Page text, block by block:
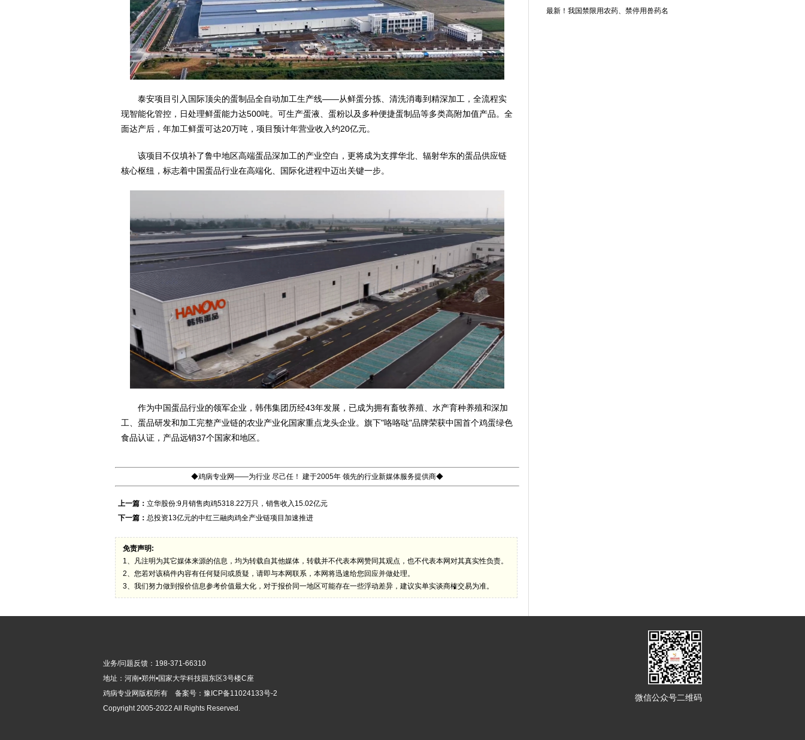
泰安项目引入国际顶尖的蛋制品全自动加工生产线——从鲜蛋分拣、清洗消毒到精深加工，全流程实
现智能化管控，日处理鲜蛋能力达500吨。可生产蛋液、蛋粉以及多种便捷蛋制品等多类高附加值产品。全
面达产后，年加工鲜蛋可达20万吨，项目预计年营业收入约20亿元。
该项目不仅填补了鲁中地区高端蛋品深加工的产业空白，更将成为支撑华北、辐射华东的蛋品供应链
核心枢纽，标志着中国蛋品行业在高端化、国际化进程中迈出关键一步。
作为中国蛋品行业的领军企业，韩伟集团历经43年发展，已成为拥有畜牧养殖、水产育种养殖和深加
工、蛋品研发和加工完整产业链的农业产业化国家重点龙头企业。旗下"咯咯哒"品牌荣获中国首个鸡蛋绿色
食品认证，产品远销37个国家和地区。
◆鸡病专业网——为行业 尽己任！ 建于2005年 领先的行业新媒体服务提供商◆
上一篇： 立华股份:9月销售肉鸡5318.22万只，销售收入15.02亿元
下一篇： 总投资13亿元的中红三融肉鸡全产业链项目加速推进
免责声明:
1、凡注明为其它媒体来源的信息，均为转载自其他媒体，转载并不代表本网赞同其观点，也不代表本网对其真实性负责。
2、您若对该稿件内容有任何疑问或质疑，请即与本网联系，本网将迅速给您回应并做处理。
3、我们努力做到报价信息参考价值最大化，对于报价同一地区可能存在一些浮动差异，建议实单实谈商榷交易为准。
最新！我国禁限用农药、禁停用兽药名
微信公众号二维码
业务/问题反馈：198-371-66310
地址：河南•郑州•国家大学科技园东区3号楼C座
鸡病专业网版权所有 备案号： 豫ICP备11024133号-2
Copyright 2005-2022 All Rights Reserved.